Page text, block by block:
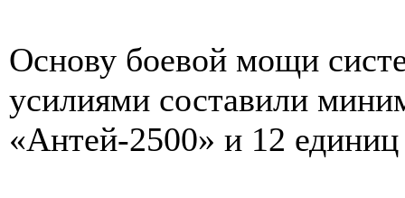
Основу боевой мощи
усилиями составили
«Антей-2500» и 12